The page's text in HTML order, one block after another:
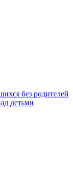
без родителей
детьми